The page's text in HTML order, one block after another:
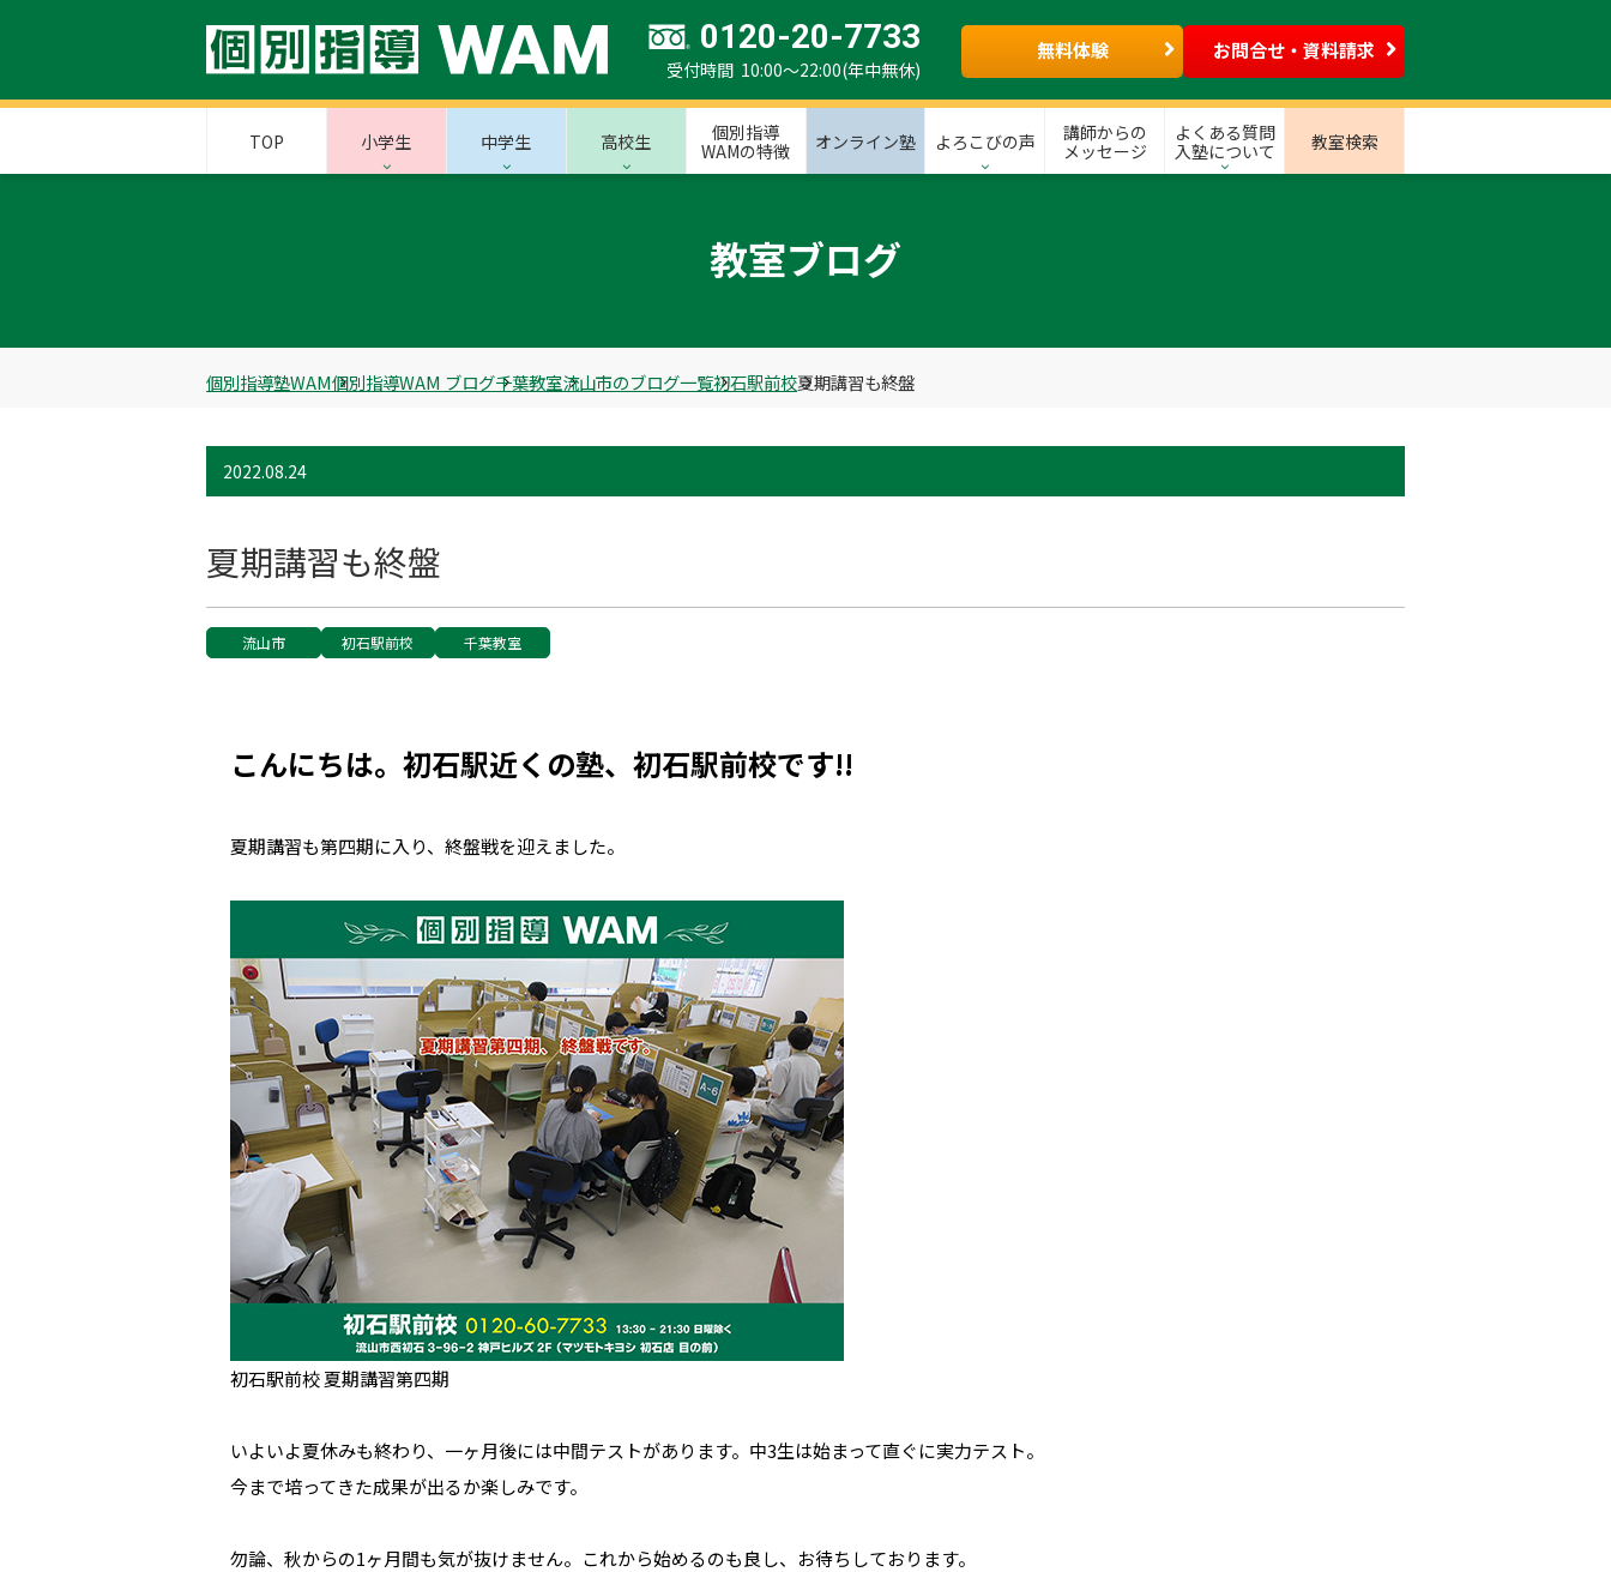
0120-20-7733
受付時間 10:00～22:00(年中無休)
無料体験 お問合せ・資料請求
TOP 小学生 中学生 高校生
個別指導
WAMの特徴
オンライン塾 よろこびの声
講師からの
メッセージ
よくある質問
入塾について
教室検索
教室ブログ
個別指導塾WAM個別指導WAM ブログ千葉教室流山市のブログ一覧初石駅前校夏期講習も終盤
2022.08.24
夏期講習も終盤
流山市 初石駅前校 千葉教室
こんにちは。初石駅近くの塾、初石駅前校です!!
夏期講習も第四期に入り、終盤戦を迎えました。
初石駅前校 夏期講習第四期
いよいよ夏休みも終わり、一ヶ月後には中間テストがあります。中3生は始まって直ぐに実力テスト。
今まで培ってきた成果が出るか楽しみです。
勿論、秋からの1ヶ月間も気が抜けません。これから始めるのも良し、お待ちしております。